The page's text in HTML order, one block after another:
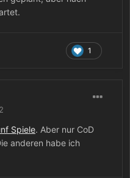
1
Spiele. Aber nur CoD
anderen habe ich